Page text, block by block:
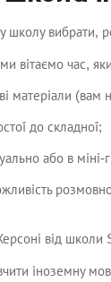
школу
вітаємо час,
матеріали (вам
до складної;
або в
від
іноземну